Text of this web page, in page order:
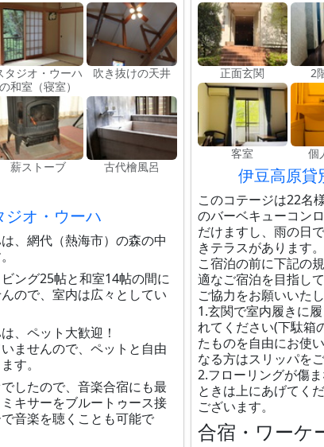
タジオ・ウーハ
の和室（寝室）
吹き抜けの天井
薪ストーブ 古代檜風呂
ジオ・ウーハ
、網代（熱海市）の森の中
ング25帖と和室14帖の間に
ので、室内は広々としてい
、ペット大歓迎！
ませんので、ペットと自由
す。
したので、音楽合宿にも最
キサーをブルートゥース接
音楽を聴くことも可能で
正面玄関 2
客室 個
伊豆高原貸
このコテージは22名
のバーベキューコン
だけますし、雨の日
きテラスがあります。
こ宿泊の前に下記の
適なご宿泊を目指し
ご協力をお願いいたし
1.玄関で室内履きに
れてください(下駄箱
たものを自由にお使
なる方はスリッパを
2.フローリングが傷
ときは上にあげてく
ございます。
合宿・ワーケ